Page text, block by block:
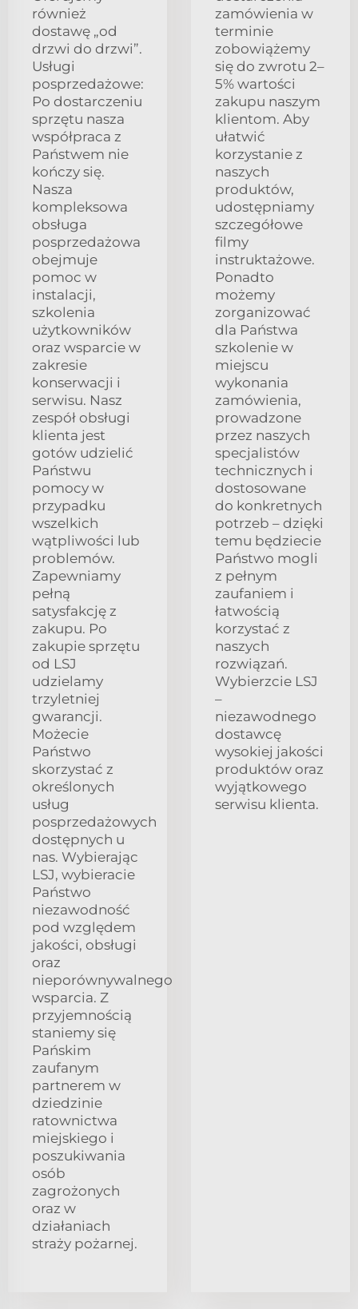
również
dostawę „od
drzwi do drzwi”.
Usługi
posprzedażowe:
Po dostarczeniu
sprzętu nasza
współpraca z
Państwem nie
kończy się.
Nasza
kompleksowa
obsługa
posprzedażowa
obejmuje
pomoc w
instalacji,
szkolenia
użytkowników
oraz wsparcie w
zakresie
konserwacji i
serwisu. Nasz
zespół obsługi
klienta jest
gotów udzielić
Państwu
pomocy w
przypadku
wszelkich
wątpliwości lub
problemów.
Zapewniamy
pełną
satysfakcję z
zakupu. Po
zakupie sprzętu
od LSJ
udzielamy
trzyletniej
gwarancji.
Możecie
Państwo
skorzystać z
określonych
usług
posprzedażowych
dostępnych u
nas. Wybierając
LSJ, wybieracie
Państwo
niezawodność
pod względem
jakości, obsługi
oraz
nieporównywalnego
wsparcia. Z
przyjemnością
staniemy się
Pańskim
zaufanym
partnerem w
dziedzinie
ratownictwa
miejskiego i
poszukiwania
osób
zagrożonych
oraz w
działaniach
straży pożarnej.
zamówienia w
terminie
zobowiążemy
się do zwrotu 2–
5% wartości
zakupu naszym
klientom. Aby
ułatwić
korzystanie z
naszych
produktów,
udostępniamy
szczegółowe
filmy
instruktażowe.
Ponadto
możemy
zorganizować
dla Państwa
szkolenie w
miejscu
wykonania
zamówienia,
prowadzone
przez naszych
specjalistów
technicznych i
dostosowane
do konkretnych
potrzeb – dzięki
temu będziecie
Państwo mogli
z pełnym
zaufaniem i
łatwością
korzystać z
naszych
rozwiązań.
Wybierzcie LSJ
–
niezawodnego
dostawcę
wysokiej jakości
produktów oraz
wyjątkowego
serwisu klienta.